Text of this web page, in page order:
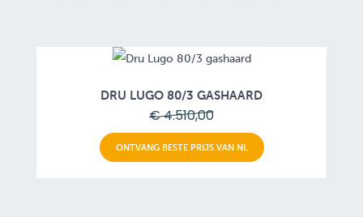
DRU LUGO 80/3 GASHAARD
€ 4.510,00
ONTVANG BESTE PRIJS VAN NL